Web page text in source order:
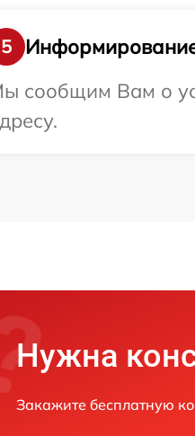
5
сообщим Вам о
Нужна
Закажите бесплатную